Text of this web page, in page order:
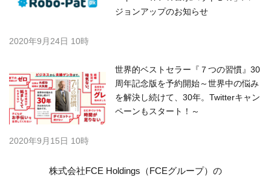
ジョンアップのお知らせ
2020年9月24日 10時
世界的ベストセラー『７つの習慣』30
周年記念版を予約開始～世界中の悩み
を解決し続けて、30年。Twitterキャン
ペーンもスタート！～
2020年9月15日 10時
株式会社FCE Holdings（FCEグループ）の